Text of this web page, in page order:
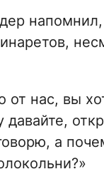
от нас, вы
а